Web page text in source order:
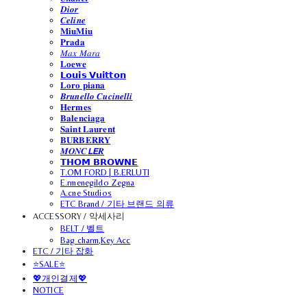
𝑫𝒊𝒐𝒓
𝑪𝒆𝒍𝒊𝒏𝒆
𝐌𝐢𝐮𝐌𝐢𝐮
𝐏𝐫𝐚𝐝𝐚
𝑀𝑎𝑥 𝑀𝑎𝑟𝑎
𝐋𝐨𝐞𝐰𝐞
𝗟𝗼𝘂𝗶𝘀 𝗩𝘂𝗶𝘁𝘁𝗼𝗻
𝐋𝐨𝐫𝐨 𝐩𝐢𝐚𝐧𝐚
𝑩𝒓𝒖𝒏𝒆𝒍𝒍𝒐 𝑪𝒖𝒄𝒊𝒏𝒆𝒍𝒍𝒊
𝐇𝐞𝐫𝐦𝐞𝐬
𝐁𝐚𝐥𝐞𝐧𝐜𝐢𝐚𝐠𝐚
𝐒𝐚𝐢𝐧𝐭 𝐋𝐚𝐮𝐫𝐞𝐧𝐭
𝐁𝐔𝐑𝐁𝐄𝐑𝐑𝐘
𝑴𝑶𝑵𝑪𝙇𝙀𝑹
𝗧𝗛𝗢𝗠 𝗕𝗥𝗢𝗪𝗡𝗘
T.OM FORD | B.ERLUTI
E.rmenegildo Zegna
A.cne Studios
ETC Brand / 기타 브랜드 의류
ACCESSORY / 악세사리
BELT / 벨트
Bag charm,Key Acc
ETC / 기타 잡화
⭐SALE⭐
💖개인결제💖
NOTICE